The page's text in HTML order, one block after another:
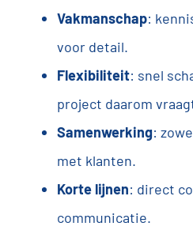
Vakmanschap:
voor detail.
Flexibiliteit: snel
project daarom
Samenwerking:
met klanten.
Korte lijnen: direct
communicatie.